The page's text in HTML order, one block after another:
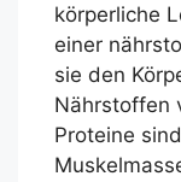
körperliche
einer
sie den
Nährstoffen
Proteine